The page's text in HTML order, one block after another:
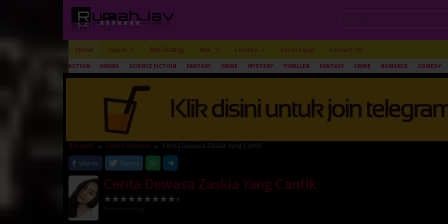
Home Genre Best Rating Year Country serial barat Contact US
ACTION DRAMA SCIENCE FICTION FANTASY CRIME MYSTERY THRILLER FANTASY CRIME ROMANCE COMEDY
Beranda Cerita Dewasa
Cerita Dewasa Zaskia Yang Cantik
Sharer
Tweet
Cerita Dewasa Zaskia Yang Cantik
Tidak ada voting